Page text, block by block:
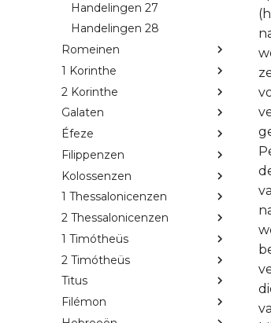
Handelingen 27
Handelingen 28
Romeinen
1 Korinthe
2 Korinthe
Galaten
Éfeze
Filippenzen
Kolossenzen
1 Thessalonicenzen
2 Thessalonicenzen
1 Timótheüs
2 Timótheüs
Titus
Filémon